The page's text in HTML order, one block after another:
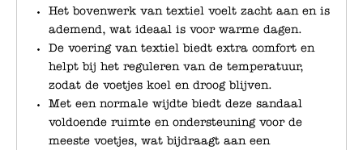
Het bovenwerk van textiel voelt zacht aan en is
ademend, wat ideaal is voor warme dagen.
De voering van textiel biedt extra comfort en
helpt bij het reguleren van de temperatuur,
zodat de voetjes koel en droog blijven.
Met een normale wijdte biedt deze sandaal
voldoende ruimte en ondersteuning voor de
meeste voetjes, wat bijdraagt aan een